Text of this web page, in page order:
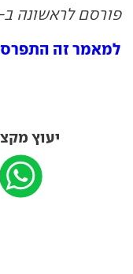
פורסם לראשונה ב-
למאמר זה התפרסמו 0
יעוץ